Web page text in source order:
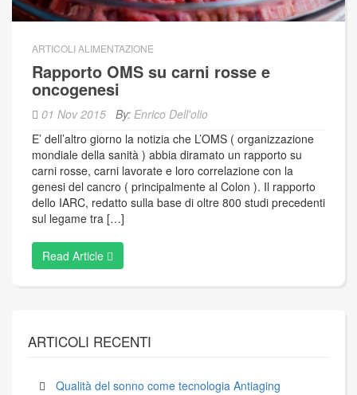
ARTICOLI ALIMENTAZIONE
Rapporto OMS su carni rosse e
oncogenesi
01 Nov 2015 By: Enrico Dell'olio
E’ dell’altro giorno la notizia che L’OMS ( organizzazione
mondiale della sanità ) abbia diramato un rapporto su
carni rosse, carni lavorate e loro correlazione con la
genesi del cancro ( principalmente al Colon ). Il rapporto
dello IARC, redatto sulla base di oltre 800 studi precedenti
sul legame tra […]
Read Article
ARTICOLI RECENTI
Qualità del sonno come tecnologia Antiaging